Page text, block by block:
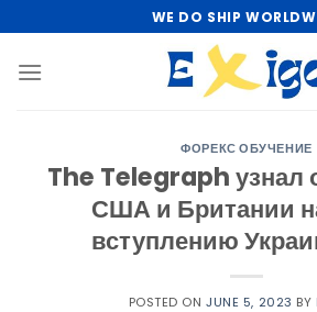
to
content
WE DO SHIP
ФОРЕКС ОБУЧЕНИЕ
The Telegraph узнал
США и Британии
вступлению
POSTED ONJUNE 5, 2023 BY